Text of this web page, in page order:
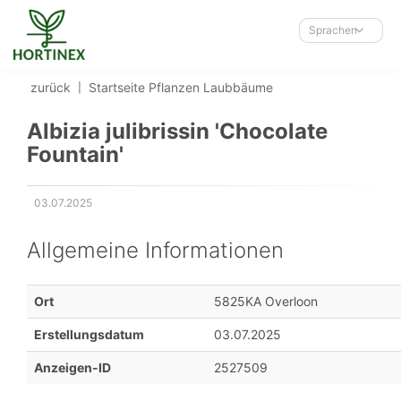
Accessibility-
Modus
aktivieren
Navigation
Inhalt
Sprachen
zurück Startseite Pflanzen Laubbäume
Albizia julibrissin 'Chocolate
Fountain'
03.07.2025
Allgemeine Informationen
Ort 5825KA Overloon
Erstellungsdatum 03.07.2025
Anzeigen-ID 2527509